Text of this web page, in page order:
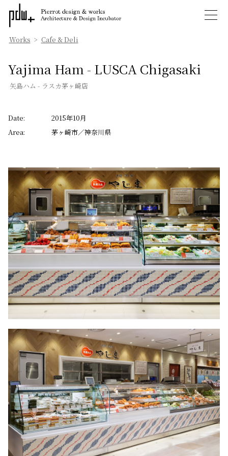
Works > Cafe & Deli
Yajima Ham - LUSCA Chigasaki
矢島ハム - ラスカ茅ヶ崎店
Date:
2015年10月
Area:
茅ヶ崎市／神奈川県